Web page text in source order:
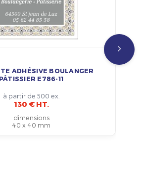
ADHÉSIVE BOULANGER
PÂTISSIER E786-11
à partir de 500 ex.
130 € HT.
dimensions
40 x 40 mm